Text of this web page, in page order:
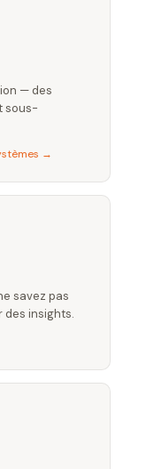
— des
sous-
→
savez pas
des insights.